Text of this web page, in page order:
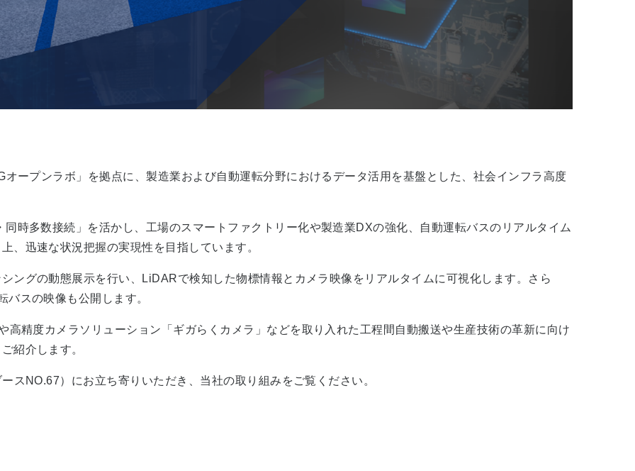
ープンラボ」を拠点に、製造業および自動運転分野におけるデータ活用を基盤とした、社会インフラ高度
時多数接続」を活かし、工場のスマートファクトリー化や製造業DXの強化、自動運転バスのリアルタイム
、迅速な状況把握の実現性を目指しています。
ングの動態展示を行い、LiDARで検知した物標情報とカメラ映像をリアルタイムに可視化します。さら
スの映像も公開します。
高精度カメラソリューション「ギガらくカメラ」などを取り入れた工程間自動搬送や生産技術の革新に向け
紹介します。
スNO.67）にお立ち寄りいただき、当社の取り組みをご覧ください。